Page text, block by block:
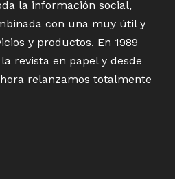
la información social,
con una muy útil y
y productos. En 1989
revista en papel y desde
relanzamos totalmente